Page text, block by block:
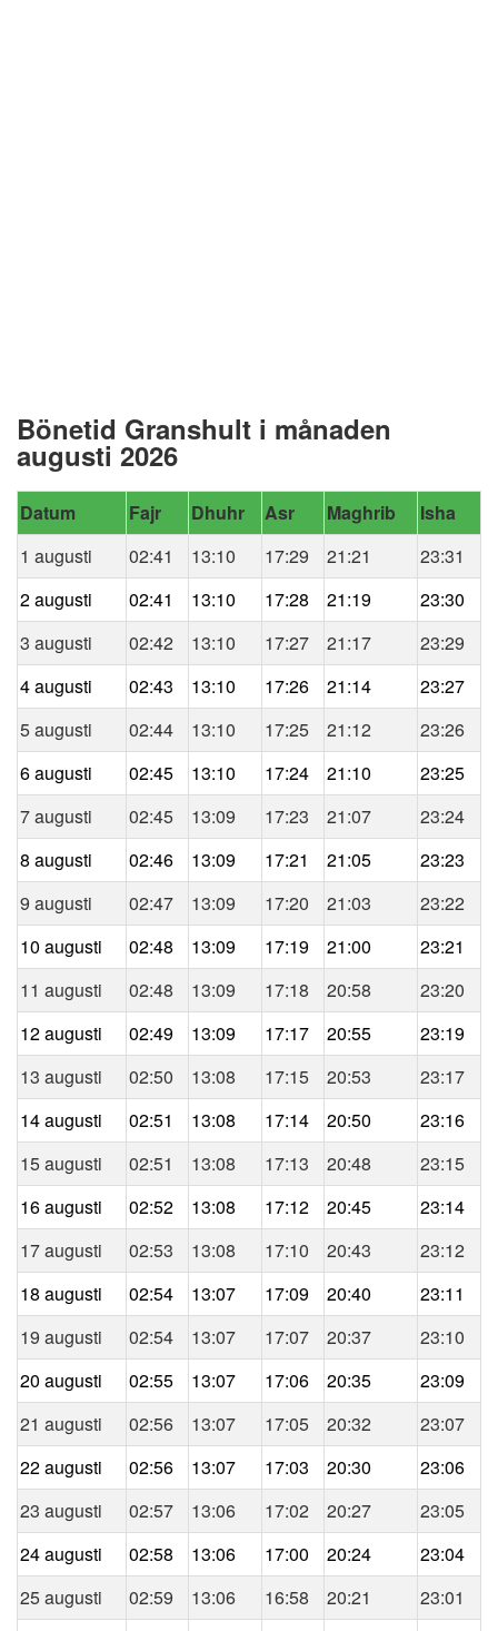
Bönetid Granshult i månaden
augusti 2026
Datum Fajr Dhuhr Asr Maghrib
Isha
1 augusti
02:41 13:10 17:29 21:21
23:31
2 augusti
02:41 13:10 17:28 21:19
23:30
3 augusti
02:42 13:10 17:27 21:17
23:29
4 augusti
02:43 13:10 17:26 21:14
23:27
5 augusti
02:44 13:10 17:25 21:12
23:26
6 augusti
02:45 13:10 17:24 21:10
23:25
7 augusti
02:45 13:09 17:23 21:07
23:24
8 augusti
02:46 13:09 17:21 21:05
23:23
9 augusti
02:47 13:09 17:20 21:03
23:22
10 augusti
02:48 13:09 17:19 21:00
23:21
11 augusti
02:48 13:09 17:18 20:58
23:20
12 augusti
02:49 13:09 17:17 20:55
23:19
13 augusti
02:50 13:08 17:15 20:53
23:17
14 augusti
02:51 13:08 17:14 20:50
23:16
15 augusti
02:51 13:08 17:13 20:48
23:15
16 augusti
02:52 13:08 17:12 20:45
23:14
17 augusti
02:53 13:08 17:10 20:43
23:12
18 augusti
02:54 13:07 17:09 20:40
23:11
19 augusti
02:54 13:07 17:07 20:37
23:10
20 augusti
02:55 13:07 17:06 20:35
23:09
21 augusti
02:56 13:07 17:05 20:32
23:07
22 augusti
02:56 13:07 17:03 20:30
23:06
23 augusti
02:57 13:06 17:02 20:27
23:05
24 augusti
02:58 13:06 17:00 20:24
23:04
25 augusti
02:59 13:06 16:58 20:21
23:01